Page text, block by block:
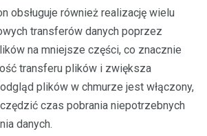
obsługuje również realizację wielu
transferów danych poprzez
na mniejsze części, co znacznie
transferu plików i zwiększa
plików w chmurze jest włączony,
czas pobrania niepotrzebnych
danych.